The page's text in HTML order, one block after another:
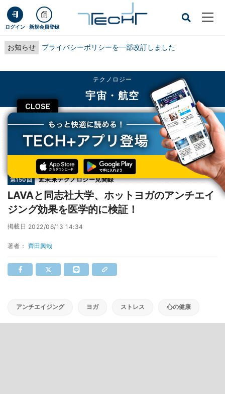
ログイン 新規会員登録
お知らせ プライバシーポリシーを一部改訂しました
CLOSE
テクノロジー
宇宙・航空
TECH+ テクノロジー
宇宙・航空
LAVAと同志社大学、ホットヨガのアンチエイジング効果を医学的に検証！
第150回 近未来テクノロジー見聞録
LAVAと同志社大学、ホットヨガのアンチエイ
ジング効果を医学的に検証！
掲載日 2022/06/13 14:34
著者： 齊田興哉
アンチエイジング ヨガ ストレス 心の健康